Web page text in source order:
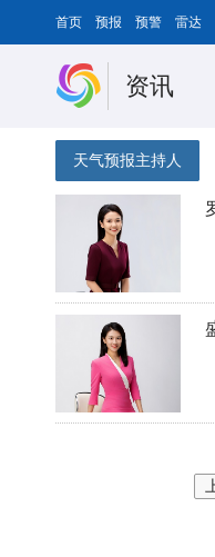
首页 预报 预警 雷达
资讯
天气预报主持人